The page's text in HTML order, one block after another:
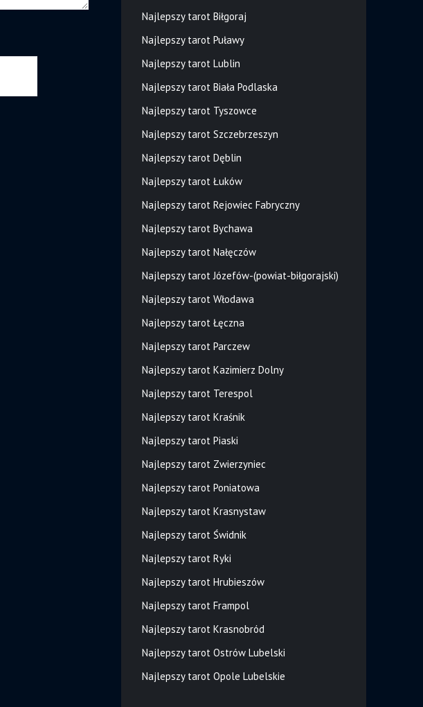
Najlepszy tarot Biłgoraj
Najlepszy tarot Puławy
Najlepszy tarot Lublin
Najlepszy tarot Biała Podlaska
Najlepszy tarot Tyszowce
Najlepszy tarot Szczebrzeszyn
Najlepszy tarot Dęblin
Najlepszy tarot Łuków
Najlepszy tarot Rejowiec Fabryczny
Najlepszy tarot Bychawa
Najlepszy tarot Nałęczów
Najlepszy tarot Józefów-(powiat-biłgorajski)
Najlepszy tarot Włodawa
Najlepszy tarot Łęczna
Najlepszy tarot Parczew
Najlepszy tarot Kazimierz Dolny
Najlepszy tarot Terespol
Najlepszy tarot Kraśnik
Najlepszy tarot Piaski
Najlepszy tarot Zwierzyniec
Najlepszy tarot Poniatowa
Najlepszy tarot Krasnystaw
Najlepszy tarot Świdnik
Najlepszy tarot Ryki
Najlepszy tarot Hrubieszów
Najlepszy tarot Frampol
Najlepszy tarot Krasnobród
Najlepszy tarot Ostrów Lubelski
Najlepszy tarot Opole Lubelskie